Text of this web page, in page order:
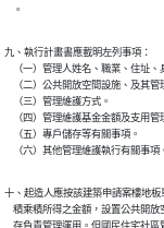
    。
九、執行計畫書應載明左列事項：
（一）管理人姓名、職業、住址、
（二）公共開放空間設施、及其管
    （三）管理維護方式。
（四）管理維護基金金額及支用管
    （五）專戶儲存等有關事項。
（六）其他管理維護執行有關事項
十、起造人應按該建築申請案樓地
積乘積所得之金額，設置公共開
存負責管理運用。但國民住宅社